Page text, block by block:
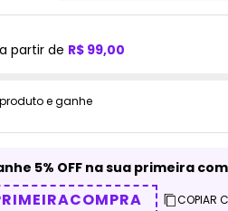
partir de R$ 99,00
e ganhe
5% OFF na sua primeira
COPIAR